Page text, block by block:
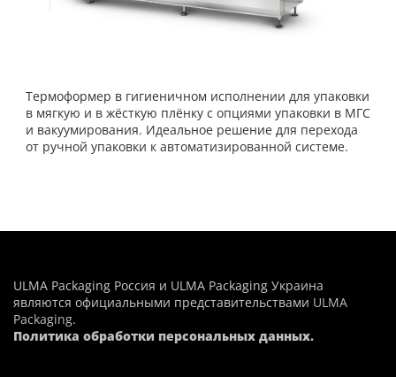
Термоформер в гигиеничном исполнении для упаковки
в мягкую и в жёсткую плёнку с опциями упаковки в МГС
и вакуумирования. Идеальное решение для перехода
от ручной упаковки к автоматизированной системе.
ULMA Packaging Россия и ULMA Packaging Украина
являются официальными представительствами ULMA
Packaging.
Политика обработки персональных данных.